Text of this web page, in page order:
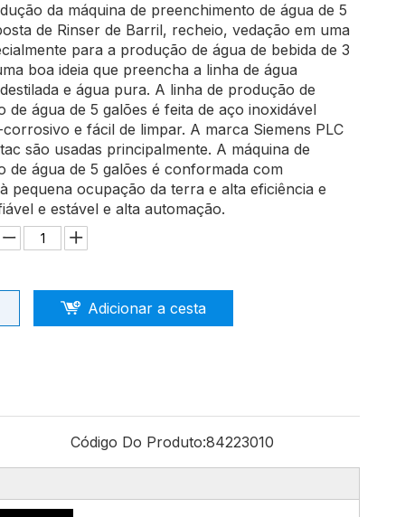
da máquina de preenchimento de água de 5
de Rinser de Barril, recheio, vedação em uma
para a produção de água de bebida de 3
boa ideia que preencha a linha de água
e água pura. A linha de produção de
de água de 5 galões é feita de aço inoxidável
e fácil de limpar. A marca Siemens PLC
são usadas principalmente. A máquina de
de água de 5 galões é conformada com
pequena ocupação da terra e alta eficiência e
e estável e alta automação.
Adicionar a cesta
Código Do Produto:84223010